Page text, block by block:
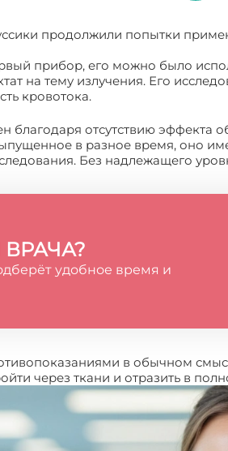
продолжили попытки
прибор, его можно было
на тему излучения. Его
кровотока.
отсутствию эффекта
в разное время, оно
Без надлежащего
удобное время и
в обычном
через ткани и отразить в